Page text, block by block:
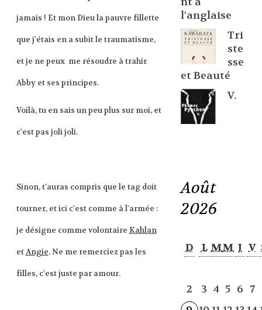
jamais ! Et mon Dieu la pauvre fillette
que j'étais en a subit le traumatisme,
et je ne peux me résoudre à trahir
Abby et ses principes.
Voilà, tu en sais un peu plus sur moi, et
c'est pas joli joli.
Sinon, t'auras compris que le tag doit
tourner, et ici c'est comme à l'armée :
je désigne comme volontaire Kahlan
etAngie. Ne me remerciez pas les
filles, c'est juste par amour.
l'anglaise
Tri
ste
sse
et Beauté
V.
Août
2026
D L MM J V
2 3 4 5 6 7